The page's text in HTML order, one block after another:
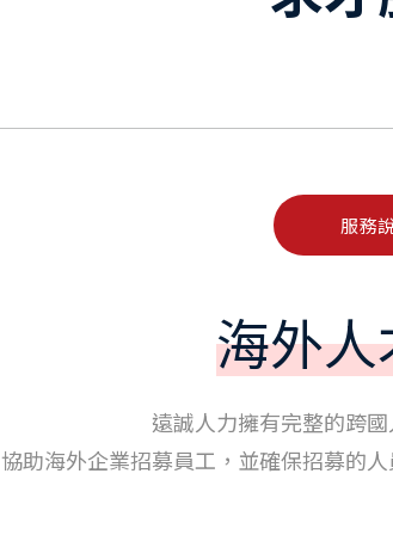
服務
海外
遠誠人力擁有完整的跨
協助海外企業招募員工，並確保招募的